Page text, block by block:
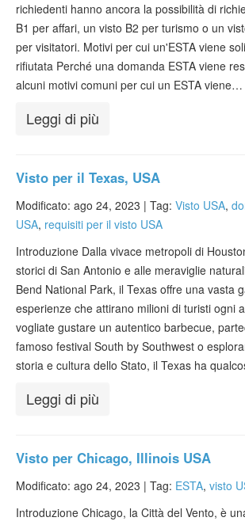
ESTA info
Contatto
richiedenti hanno ancora la possibilità di
B1 per affari, un visto B2 per turismo o un
per visitatori. Motivi per cui un'ESTA viene
rifiutata Perché una domanda ESTA viene
alcuni motivi comuni per cui un ESTA viene…
Leggi di più
Visto per il Texas, USA
Modificato: ago 24, 2023 | Tag: Visto USA,
USA, requisiti per il visto USA
Introduzione Dalla vivace metropoli di
storici di San Antonio e alle meraviglie
Bend National Park, il Texas offre una vasta
esperienze che attirano milioni di turisti ogni
vogliate gustare un autentico barbecue,
famoso festival South by Southwest o
storia e cultura dello Stato, il Texas ha
Leggi di più
Visto per Chicago, Illinois USA
Modificato: ago 24, 2023 | Tag: ESTA, visto
Introduzione Chicago, la Città del Vento, è